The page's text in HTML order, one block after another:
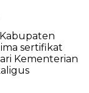
sertifikat
Kementerian